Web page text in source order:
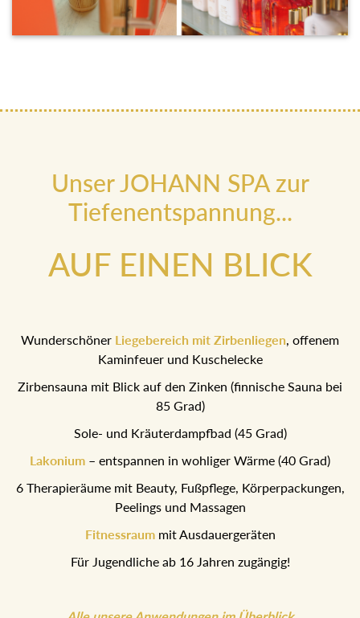
Unser JOHANN SPA zur
Tiefenentspannung...
AUF EINEN BLICK
WunderschönerLiegebereich mit Zirbenliegen , offenem
Kaminfeuer und Kuschelecke
Zirbensauna mit Blick auf den Zinken (finnische Sauna bei
85 Grad)
Sole- und Kräuterdampfbad (45 Grad)
Lakonium – entspannen in wohliger Wärme (40 Grad)
6 Therapieräume mit Beauty, Fußpflege,
Körperpackungen, Peelings und Massagen
Fitnessraum mit Ausdauergeräten
Für Jugendliche ab 16 Jahren zugängig!